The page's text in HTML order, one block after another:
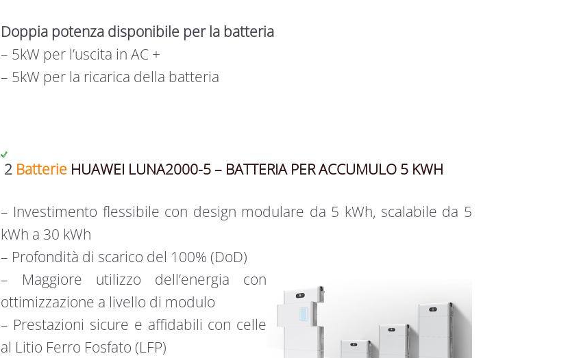
Doppia potenza disponibile per la batteria
– 5kW per l’uscita in AC +
– 5kW per la ricarica della batteria
2 Batterie HUAWEI LUNA2000-5 – BATTERIA PER ACCUMULO 5 KWH
– Investimento flessibile con design modulare da 5 kWh, scalabile da 5
kWh a 30 kWh
– Profondità di scarico del 100% (DoD)
– Maggiore utilizzo dell’energia con
ottimizzazione a livello di modulo
– Prestazioni sicure e affidabili con celle
al Litio Ferro Fosfato (LFP)